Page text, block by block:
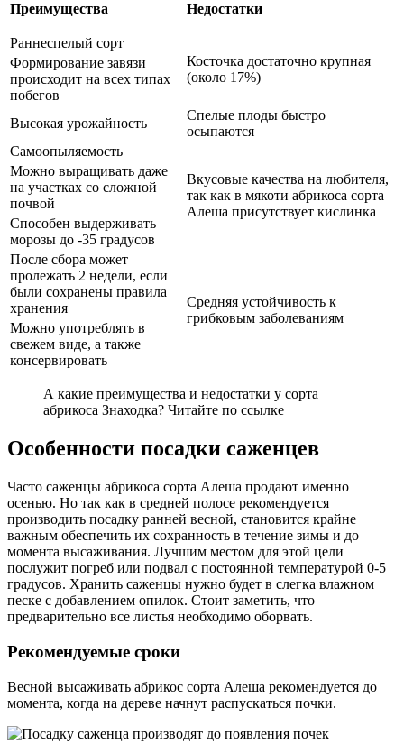
Преимущества Недостатки
Раннеспелый сорт
Косточка достаточно крупная
(около 17%)
Формирование завязи
происходит на всех типах
побегов
Высокая урожайность
Спелые плоды быстро
осыпаются
Самоопыляемость
Вкусовые качества на любителя,
так как в мякоти абрикоса сорта
Алеша присутствует кислинка
Можно выращивать даже
на участках со сложной
почвой
Способен выдерживать
морозы до -35 градусов
После сбора может
пролежать 2 недели, если
были сохранены правила
хранения
Средняя устойчивость к
грибковым заболеваниям
Можно употреблять в
свежем виде, а также
консервировать
А какие преимущества и недостатки у сорта
абрикоса Знаходка? Читайте по ссылке
Особенности посадки саженцев
Часто саженцы абрикоса сорта Алеша продают именно
осенью. Но так как в средней полосе рекомендуется
производить посадку ранней весной, становится крайне
важным обеспечить их сохранность в течение зимы и до
момента высаживания. Лучшим местом для этой цели
послужит погреб или подвал с постоянной температурой 0-5
градусов. Хранить саженцы нужно будет в слегка влажном
песке с добавлением опилок. Стоит заметить, что
предварительно все листья необходимо оборвать.
Рекомендуемые сроки
Весной высаживать абрикос сорта Алеша рекомендуется до
момента, когда на дереве начнут распускаться почки.